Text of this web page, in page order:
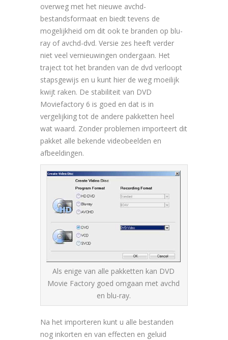
overweg met het nieuwe avchd-
bestandsformaat en biedt tevens de
mogelijkheid om dit ook te branden op blu-
ray of avchd-dvd. Versie zes heeft verder
niet veel vernieuwingen ondergaan. Het
traject tot het branden van de dvd verloopt
stapsgewijs en u kunt hier de weg moeilijk
kwijt raken. De stabiliteit van DVD
Moviefactory 6 is goed en dat is in
vergelijking tot de andere pakketten heel
wat waard. Zonder problemen importeert dit
pakket alle bekende videobeelden en
afbeeldingen.
Als enige van alle pakketten kan DVD
Movie Factory goed omgaan met avchd
en blu-ray.
Na het importeren kunt u alle bestanden
nog inkorten en van effecten en geluid